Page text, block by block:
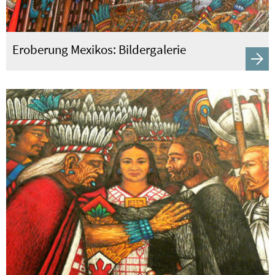
Eroberung Mexikos: Bildergalerie